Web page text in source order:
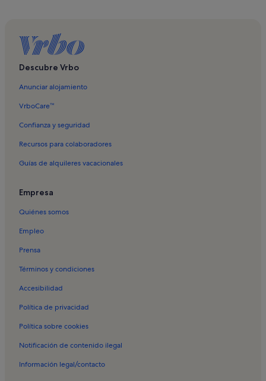
Descubre Vrbo
Anunciar alojamiento
VrboCare™
Confianza y seguridad
Recursos para colaboradores
Guías de alquileres vacacionales
Empresa
Quiénes somos
Empleo
Prensa
Términos y condiciones
Accesibilidad
Política de privacidad
Política sobre cookies
Notificación de contenido ilegal
Información legal/contacto